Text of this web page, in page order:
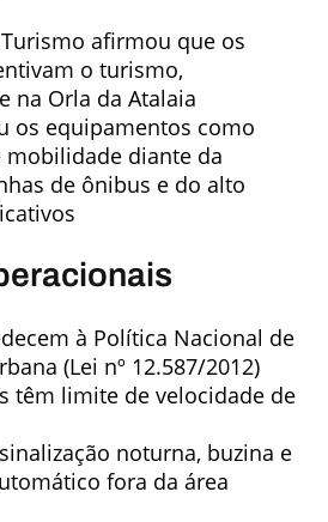
afirmou que os
o turismo,
na Orla da Atalaia
os equipamentos como
mobilidade diante da
de ônibus e do alto
à Política Nacional de
(Lei nº 12.587/2012)
têm limite de velocidade de
noturna, buzina e
fora da área